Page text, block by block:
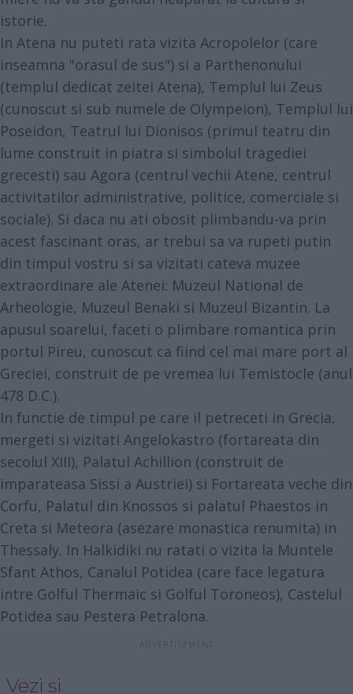
istorie.
In Atena nu puteti rata vizita Acropolelor (care
inseamna "orasul de sus") si a Parthenonului
(templul dedicat zeitei Atena), Templul lui Zeus
(cunoscut si sub numele de Olympeion), Templul lui
Poseidon, Teatrul lui Dionisos (primul teatru din
lume construit in piatra si simbolul tragediei
grecesti) sau Agora (centrul vechii Atene, centrul
activitatilor administrative, politice, comerciale si
sociale). Si daca nu ati obosit plimbandu-va prin
acest fascinant oras, ar trebui sa va rupeti putin
din timpul vostru si sa vizitati cateva muzee
extraordinare ale Atenei: Muzeul National de
Arheologie, Muzeul Benaki si Muzeul Bizantin. La
apusul soarelui, faceti o plimbare romantica prin
portul Pireu, cunoscut ca fiind cel mai mare port al
Greciei, construit de pe vremea lui Temistocle (anul
478 D.C.).
In functie de timpul pe care il petreceti in Grecia,
mergeti si vizitati Angelokastro (fortareata din
secolul XIII), Palatul Achillion (construit de
imparateasa Sissi a Austriei) si Fortareata veche din
Corfu, Palatul din Knossos si palatul Phaestos in
Creta si Meteora (asezare monastica renumita) in
Thessaly. In Halkidiki nu ratati o vizita la Muntele
Sfant Athos, Canalul Potidea (care face legatura
intre Golful Thermaic si Golful Toroneos), Castelul
Potidea sau Pestera Petralona.
Vezi și